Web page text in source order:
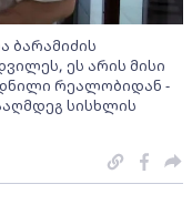
ბარამიძის
ეს არის მისი
რეალობიდან -
სისხლის